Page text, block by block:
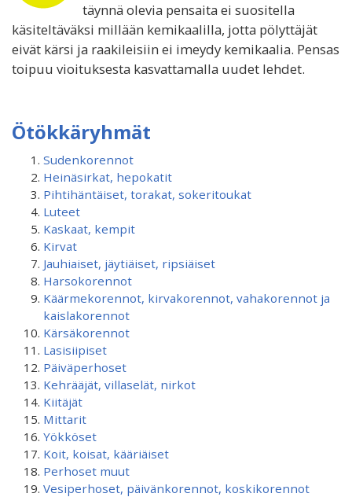
täynnä olevia pensaita ei suositella
käsiteltäväksi millään kemikaalilla, jotta pölyttäjät
eivät kärsi ja raakileisiin ei imeydy kemikaalia. Pensas
toipuu vioituksesta kasvattamalla uudet lehdet.
Ötökkäryhmät
Sudenkorennot
Heinäsirkat, hepokatit
Pihtihäntäiset, torakat, sokeritoukat
Luteet
Kaskaat, kempit
Kirvat
Jauhiaiset, jäytiäiset, ripsiäiset
Harsokorennot
Käärmekorennot, kirvakorennot, vahakorennot ja
kaislakorennot
Kärsäkorennot
Lasisiipiset
Päiväperhoset
Kehrääjät, villaselät, nirkot
Kiitäjät
Mittarit
Yökköset
Koit, koisat, kääriäiset
Perhoset muut
Vesiperhoset, päivänkorennot, koskikorennot